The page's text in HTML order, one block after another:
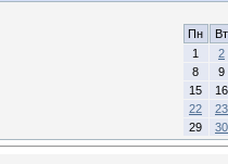
Пн
Вт
1
2
8
9
15
16
22
23
29
30